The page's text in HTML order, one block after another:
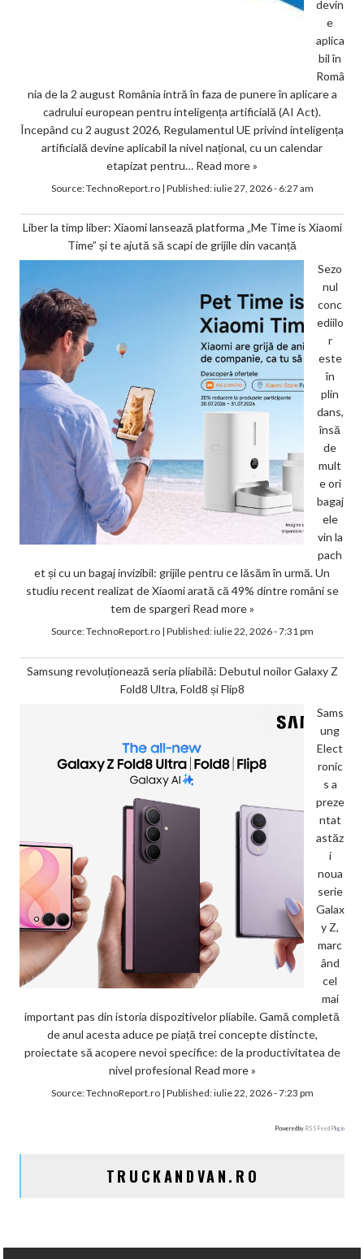
devin
e
aplica
bil în
Româ
nia de la 2 august România intră în faza de punere în aplicare a
cadrului european pentru inteligența artificială (AI Act).
Începând cu 2 august 2026, Regulamentul UE privind inteligența
artificială devine aplicabil la nivel național, cu un calendar
etapizat pentru… Read more »
Source:TechnoReport.ro| Published:iulie 27, 2026 - 6:27 am
Liber la timp liber: Xiaomi lansează platforma „Me Time is Xiaomi
Time” și te ajută să scapi de grijile din vacanță
Sezo
nul
conc
ediilo
r
este
în
plin
dans,
însă
de
mult
e ori
bagaj
ele
vin la
pach
et și cu un bagaj invizibil: grijile pentru ce lăsăm în urmă. Un
studiu recent realizat de Xiaomi arată că 49% dintre români se
tem de spargeri Read more »
Source:TechnoReport.ro| Published:iulie 22, 2026 - 7:31 pm
Samsung revoluționează seria pliabilă: Debutul noilor Galaxy Z
Fold8 Ultra, Fold8 și Flip8
Sams
ung
Elect
ronic
s a
preze
ntat
astăz
i
noua
serie
Galax
y Z,
marc
ând
cel
mai
important pas din istoria dispozitivelor pliabile. Gamă completă
de anul acesta aduce pe piață trei concepte distincte,
proiectate să acopere nevoi specifice: de la productivitatea de
nivel profesional Read more »
Source:TechnoReport.ro| Published:iulie 22, 2026 - 7:23 pm
Powered by RSS Feed Plugin
TRUCKANDVAN.RO